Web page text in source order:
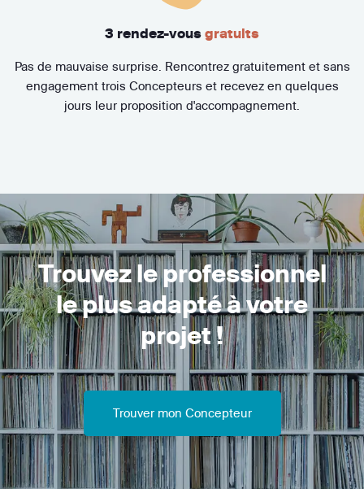
3 rendez-vous gratuits
Pas de mauvaise surprise. Rencontrez gratuitement et sans
engagement trois Concepteurs et recevez en quelques
jours leur proposition d'accompagnement.
Trouvez le professionnel
le plus adapté à votre
projet !
Trouver mon Concepteur